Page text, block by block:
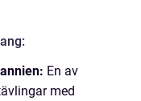
En av
med